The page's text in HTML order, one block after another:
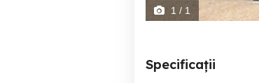
1 / 1
Specificații